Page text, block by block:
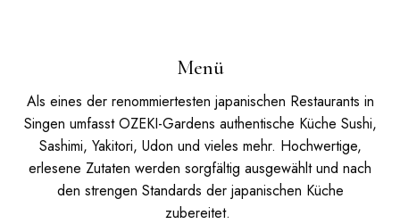
Menü
Als eines der renommiertesten japanischen Restaurants in
Singen umfasst OZEKI-Gardens authentische Küche Sushi,
Sashimi, Yakitori, Udon und vieles mehr. Hochwertige,
erlesene Zutaten werden sorgfältig ausgewählt und nach
den strengen Standards der japanischen Küche
zubereitet.